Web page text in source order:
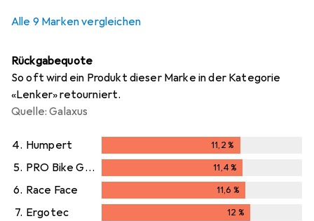
Alle 9 Marken vergleichen
Rückgabequote
So oft wird ein Produkt dieser Marke in der Kategorie
«Lenker» retourniert.
Quelle: Galaxus
4. Humpert 11,2%
5. PRO Bike Gear 11,4%
6. Race Face 11,6 %
7. Ergotec 12 %